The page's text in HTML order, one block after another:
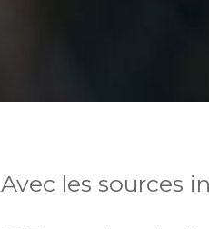
Avec les sources